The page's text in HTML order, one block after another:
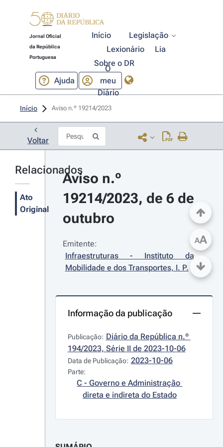
Jornal Oficial
da República
Portuguesa
Início
Legislação
Lexionário
Lia
Sobre o DR
Ajuda
O
meu
Diário
Início Aviso n.º 19214/2023
Voltar
Relacionados
Ato
Original
Aviso n.º
19214/2023, de 6 de
outubro
Emitente:
Infraestruturas - Instituto da
Mobilidade e dos Transportes, I. P.
Informação da publicação
Publicação: Diário da República n.º
194/2023, Série II de 2023-10-06
Data de Publicação: 2023-10-06
Parte:
C - Governo e Administração
direta e indireta do Estado
AA